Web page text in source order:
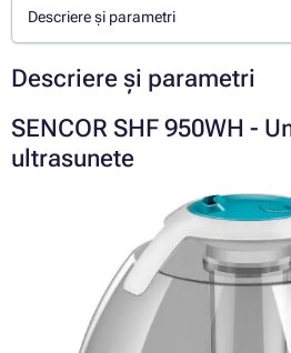
Descriere și parametri
Descriere și parametri
SENCOR SHF 950WH -
ultrasunete